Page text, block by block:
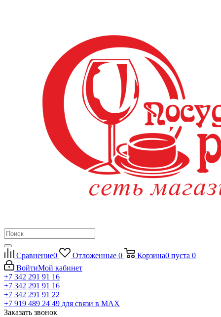
Сравнение0 Отложенные 0 Корзина0 пуста 0
ВойтиМой кабинет
+7 342 291 91 16
+7 342 291 91 16
+7 342 291 91 22
+7 919 489 24 49 для связи в МАХ
Заказать звонок